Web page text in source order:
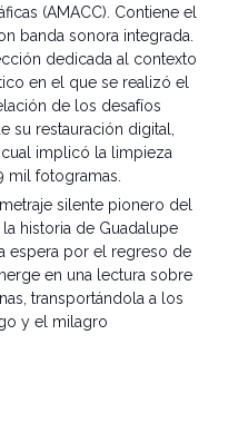
(AMACC). Contiene el
banda sonora integrada.
dedicada al contexto
en el que se realizó el
de los desafíos
su restauración digital,
implicó la limpieza
mil fotogramas.
silente pionero del
historia de Guadalupe
espera por el regreso de
en una lectura sobre
transportándola a los
y el milagro